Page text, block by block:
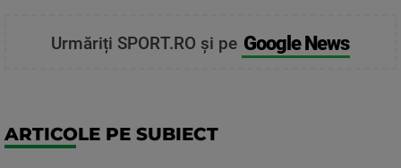
Urmăriți SPORT.RO și pe Google News
ARTICOLE PE SUBIECT